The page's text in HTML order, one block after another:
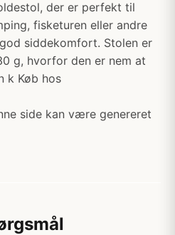
der er perfekt til
fisketuren eller andre
siddekomfort. Stolen er
g, hvorfor den er nem at
k Køb hos
side kan være genereret